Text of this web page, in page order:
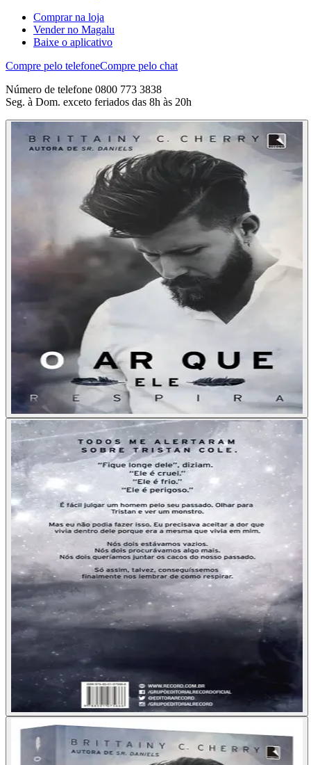
Comprar na loja
Vender no Magalu
Baixe o aplicativo
Compre pelo telefoneCompre pelo chat
Número de telefone 0800 773 3838
Seg. à Dom. exceto feriados das 8h às 20h